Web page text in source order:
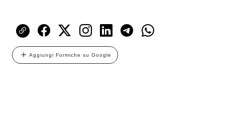
Aggiungi Formiche su Google